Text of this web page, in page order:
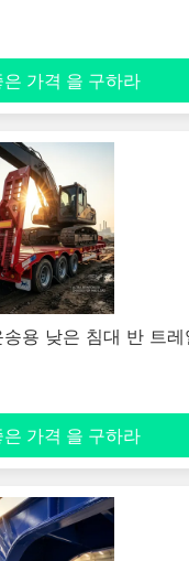
은 가격 을 구하라
용 낮은 침대 반 트
은 가격 을 구하라